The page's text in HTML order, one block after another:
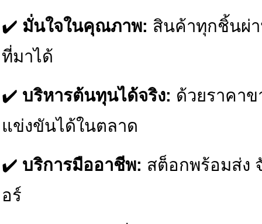
✔️ มั่นใจในคุณภาพ: สินค้าทุกชิ้นผ่
ที่มาได้
✔️ บริหารต้นทุนได้จริง: ด้วยราคา
แข่งขันได้ในตลาด
✔️ บริการมืออาชีพ: สต็อกพร้อมส่ง
อร์